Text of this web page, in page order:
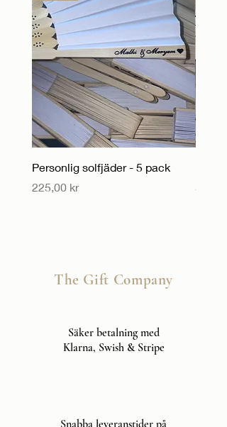
Personlig solfjäder - 5 pack
Pris
225,00 kr
Pris
55,00
The Gift Company
Säker betalning med
Klarna, Swish & Stripe
Snabba leveranstider på